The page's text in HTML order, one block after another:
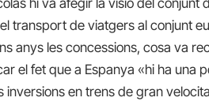
hi va afegir la visió del conjunt
transport de viatgers al conjunt
anys les concessions, cosa va
el fet que a Espanya «hi ha una
en trens de gran